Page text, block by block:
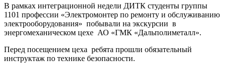
В рамках интеграционной недели ДИТК студенты группы
1101 профессии «Электромонтер по ремонту и обслуживанию
электрооборудования» побывали на экскурсии в
энергомеханическом цехе АО «ГМК «Дальполиметалл».
Перед посещением цеха ребята прошли обязательный
инструктаж по технике безопасности.